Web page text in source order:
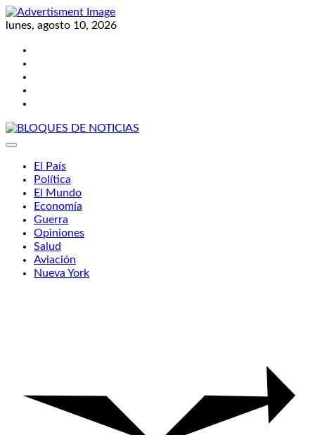
Skip
tolunes, agosto 10, 2026
El País
Política
El Mundo
Economía
Guerra
Opiniones
Salud
Aviación
Nueva York